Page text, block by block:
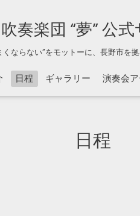
吹奏楽団 “夢” 公式
ならない”をモットーに、長野市を
日程 ギャラリー 演奏会
日程